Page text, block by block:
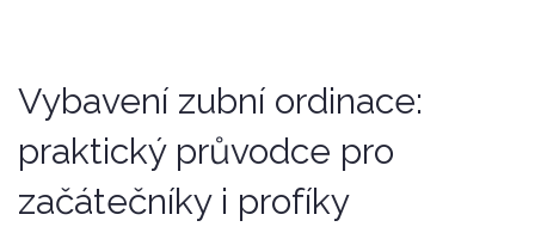
Vybavení zubní ordinace:
praktický průvodce pro
začátečníky i profíky